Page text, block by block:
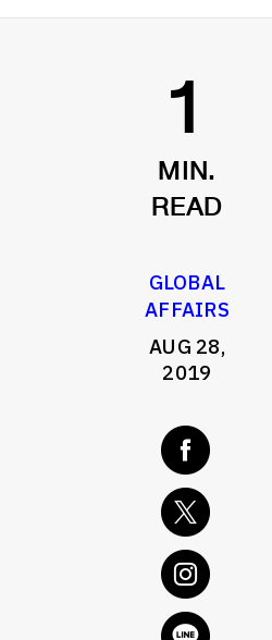
1
MIN.
READ
GLOBAL
AFFAIRS
AUG 28,
2019